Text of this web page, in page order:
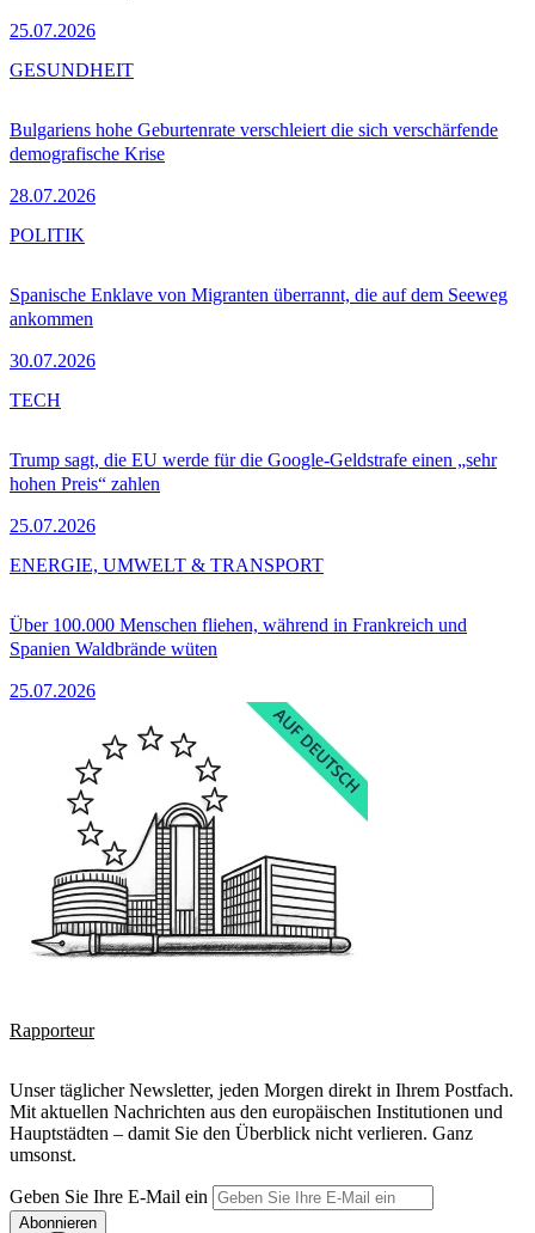
25.07.2026
Bulgariens hohe Geburtenrate verschleiert die sich verschärfende
demografische Krise
28.07.2026
GESUNDHEIT
Spanische Enklave von Migranten überrannt, die auf dem Seeweg
ankommen
30.07.2026
POLITIK
Trump sagt, die EU werde für die Google-Geldstrafe einen „sehr
hohen Preis“ zahlen
25.07.2026
TECH
Über 100.000 Menschen fliehen, während in Frankreich und
Spanien Waldbrände wüten
25.07.2026
ENERGIE, UMWELT & TRANSPORT
Rapporteur
Unser täglicher Newsletter, jeden Morgen direkt in Ihrem Postfach.
Mit aktuellen Nachrichten aus den europäischen Institutionen und
Hauptstädten – damit Sie den Überblick nicht verlieren. Ganz
umsonst.
Geben Sie Ihre E-Mail ein
Abonnieren